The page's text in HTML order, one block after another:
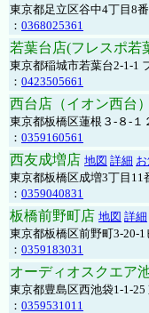
東京都足立区谷中4丁目8
： 0368025361
若葉台店(フレスポ若
東京都稲城市若葉台2-1-1
： 0423505661
西台店（イオン西台）
東京都板橋区蓮根３-８-
： 0359160561
西友成増店 地図 詳細
東京都板橋区成増3丁目
： 0359040831
板橋前野町店 地図 詳細
東京都板橋区前野町3-20-
： 0359183031
オーディオスクエア
東京都豊島区西池袋1-1-
： 0359531011